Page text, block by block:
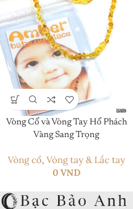
Vòng Cổ và Vòng Tay Hổ Phách
Vàng Sang Trọng
Vòng cổ, Vòng tay & Lắc tay
0 VND